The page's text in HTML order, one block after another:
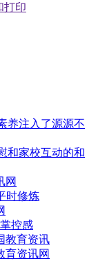
打印
养注入了源源不
和家校互动的和
网
时修炼
控感
教育资讯
育资讯网